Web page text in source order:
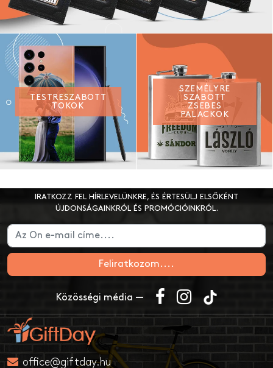
TESTRESZABOTT
TOKOK
SZEMÉLYRE
SZABOTT
ZSEBES
PALACKOK
IRATKOZZ FEL HÍRLEVELÜNKRE, ÉS ÉRTESÜLJ ELSŐKÉNT
ÚJDONSÁGAINKRÓL ÉS PROMÓCIÓINKRÓL.
Feliratkozom....
Közösségi média —
office@giftday.hu